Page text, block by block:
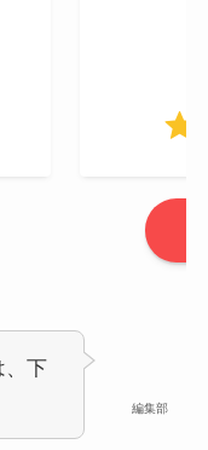
編集部
、下